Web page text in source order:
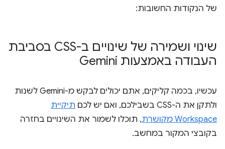
של הנקודות החשובות:
שינוי ושמירה של שינויים ב-CSS בסביבת
העבודה באמצעות Gemini
עכשיו, בכמה קליקים, אתם יכולים לבקש מ-Gemini לשנות
ולתקן את ה-CSS בשבילכם, ואם יש לכם
תיקיית
Workspace מקושרת
, תוכלו לשמור את השינויים בחזרה
בקובצי המקור במחשב.